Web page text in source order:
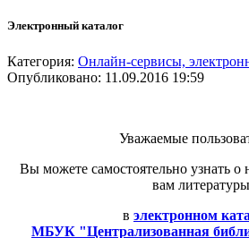
Электронный каталог
Категория: Онлайн-сервисы,
Опубликовано: 11.09.2016 19:59
Уважаемые
Вы можете самостоятельно узнать
вам литературы
в электронном
МБУК "Централизованная